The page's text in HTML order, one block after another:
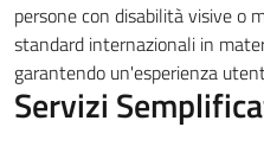
persone con disabilità visive o
standard internazionali in
garantendo un'esperienza
Servizi